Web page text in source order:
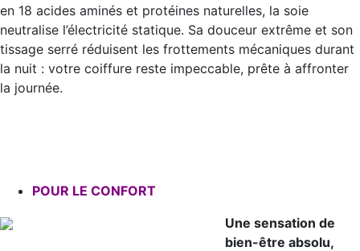
en 18 acides aminés et protéines naturelles, la soie
neutralise l’électricité statique. Sa douceur extrême et son
tissage serré réduisent les frottements mécaniques durant
la nuit : votre coiffure reste impeccable, prête à affronter
la journée.
POUR LE CONFORT
Une sensation de
bien-être absolu,